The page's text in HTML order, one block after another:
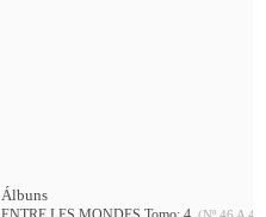
Álbuns